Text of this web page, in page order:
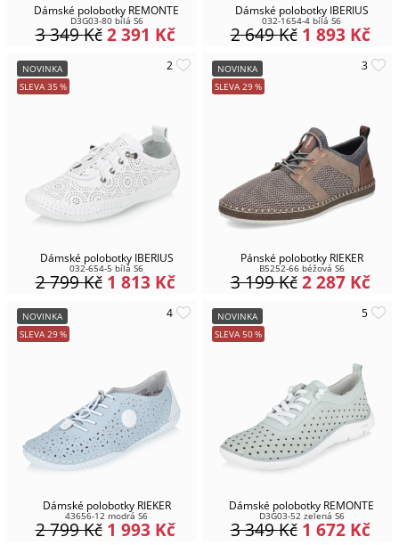
Dámské polobotky REMONTE
D3G03-80 bílá S6
2 391 Kč
3 349Kč
Dámské polobotky IBERIUS
032-1654-4 bílá S6
1 893 Kč
2 649Kč
NOVINKA
SLEVA 35 %
Dámské polobotky IBERIUS
032-654-5 bílá S6
1 813 Kč
2 799Kč
NOVINKA
SLEVA 29%
Pánské polobotky RIEKER
B5252-66 béžová S6
2 287 Kč
3 199Kč
NOVINKA
SLEVA 29%
Dámské polobotky RIEKER
43656-12 modrá S6
1 993 Kč
2 799Kč
NOVINKA
SLEVA 50%
Dámské polobotky REMONTE
D3G03-52 zelená S6
1 672 Kč
3 349Kč